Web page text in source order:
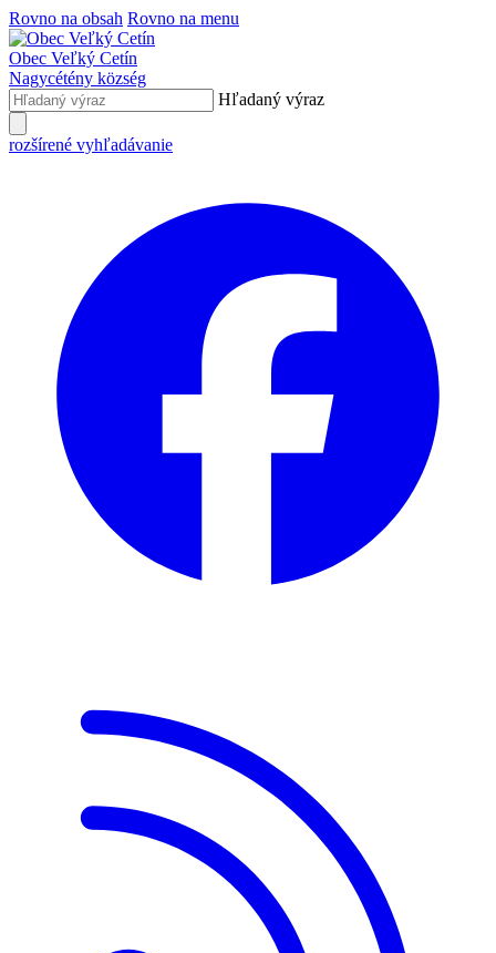
Rovno na obsah Rovno na menu
Obec Veľký Cetín
Nagycétény község
Hľadaný výraz
rozšírené vyhľadávanie